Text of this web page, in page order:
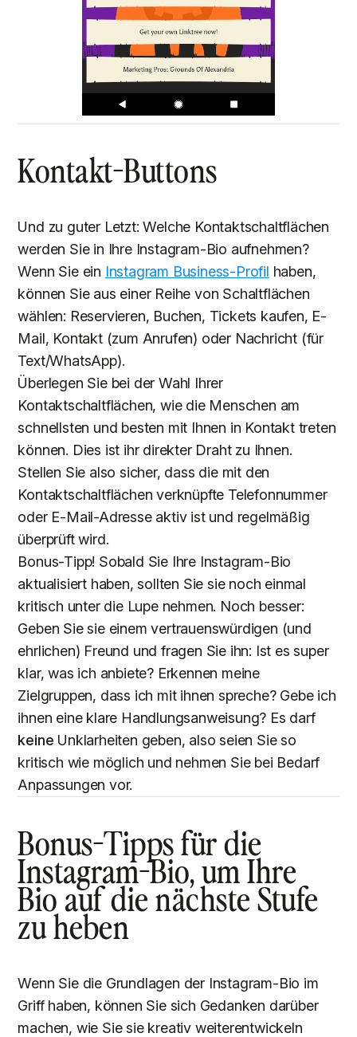
Kontakt-Buttons
Und zu guter Letzt: Welche Kontaktschaltflächen
werden Sie in Ihre Instagram-Bio aufnehmen?
Wenn Sie ein Instagram Business-Profil haben,
können Sie aus einer Reihe von Schaltflächen
wählen: Reservieren, Buchen, Tickets kaufen, E-
Mail, Kontakt (zum Anrufen) oder Nachricht (für
Text/WhatsApp).
Überlegen Sie bei der Wahl Ihrer
Kontaktschaltflächen, wie die Menschen am
schnellsten und besten mit Ihnen in Kontakt treten
können. Dies ist ihr direkter Draht zu Ihnen.
Stellen Sie also sicher, dass die mit den
Kontaktschaltflächen verknüpfte Telefonnummer
oder E-Mail-Adresse aktiv ist und regelmäßig
überprüft wird.
Bonus-Tipp! Sobald Sie Ihre Instagram-Bio
aktualisiert haben, sollten Sie sie noch einmal
kritisch unter die Lupe nehmen. Noch besser:
Geben Sie sie einem vertrauenswürdigen (und
ehrlichen) Freund und fragen Sie ihn: Ist es super
klar, was ich anbiete? Erkennen meine
Zielgruppen, dass ich mit ihnen spreche? Gebe ich
ihnen eine klare Handlungsanweisung? Es darf
keine Unklarheiten geben, also seien Sie so
kritisch wie möglich und nehmen Sie bei Bedarf
Anpassungen vor.
Bonus-Tipps für die
Instagram-Bio, um Ihre
Bio auf die nächste Stufe
zu heben
Wenn Sie die Grundlagen der Instagram-Bio im
Griff haben, können Sie sich Gedanken darüber
machen, wie Sie sie kreativ weiterentwickeln